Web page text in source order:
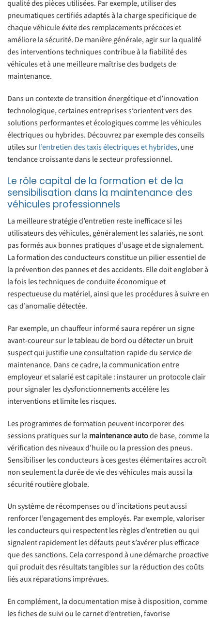
qualité des pièces utilisées. Par exemple, utiliser des
pneumatiques certifiés adaptés à la charge specificique de
chaque véhicule évite des remplacements précoces et
améliore la sécurité. De manière générale, agir sur la qualité
des interventions techniques contribue à la fiabilité des
véhicules et à une meilleure maîtrise des budgets de
maintenance.
Dans un contexte de transition énergétique et d’innovation
technologique, certaines entreprises s’orientent vers des
solutions performantes et écologiques comme les véhicules
électriques ou hybrides. Découvrez par exemple des conseils
utiles surl’entretien des taxis électriques et hybrides, une
tendance croissante dans le secteur professionnel.
Le rôle capital de la formation et de la
sensibilisation dans la maintenance des
véhicules professionnels
La meilleure stratégie d’entretien reste inefficace si les
utilisateurs des véhicules, généralement les salariés, ne sont
pas formés aux bonnes pratiques d’usage et de signalement.
La formation des conducteurs constitue un pilier essentiel de
la prévention des pannes et des accidents. Elle doit englober à
la fois les techniques de conduite économique et
respectueuse du matériel, ainsi que les procédures à suivre en
cas d’anomalie détectée.
Par exemple, un chauffeur informé saura repérer un signe
avant-coureur sur le tableau de bord ou détecter un bruit
suspect qui justifie une consultation rapide du service de
maintenance. Dans ce cadre, la communication entre
employeur et salarié est capitale : instaurer un protocole clair
pour signaler les dysfonctionnements accélère les
interventions et limite les risques.
Les programmes de formation peuvent incorporer des
sessions pratiques sur la maintenance autode base, comme la
vérification des niveaux d’huile ou la pression des pneus.
Sensibiliser les conducteurs à ces gestes élémentaires accroît
non seulement la durée de vie des véhicules mais aussi la
sécurité routière globale.
Un système de récompenses ou d’incitations peut aussi
renforcer l’engagement des employés. Par exemple, valoriser
les conducteurs qui respectent les règles d’entretien ou qui
signalent rapidement les défauts peut s’avérer plus efficace
que des sanctions. Cela correspond à une démarche proactive
qui produit des résultats tangibles sur la réduction des coûts
liés aux réparations imprévues.
En complément, la documentation mise à disposition, comme
les fiches de suivi ou le carnet d’entretien, favorise